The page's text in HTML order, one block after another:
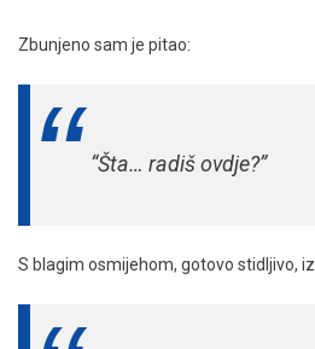
Zbunjeno sam je pitao:
“Šta… radiš ovdje?”
S blagim osmijehom, gotovo stidljivo,